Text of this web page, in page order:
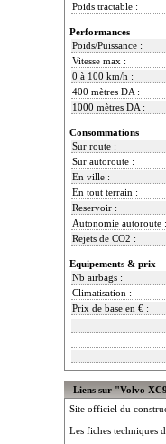
Poids tractable :
Performances
Poids/Puissance :
Vitesse max :
0 à 100 km/h :
400 mètres DA :
1000 mètres DA :
Consommations
Sur route :
Sur autoroute :
En ville :
En tout terrain :
Reservoir :
Autonomie autoroute :
Rejets de CO2 :
Equipements & prix
Nb airbags :
Climatisation :
Prix de base en € :
Liens sur "Volvo
Site officiel du
Les fiches techniques